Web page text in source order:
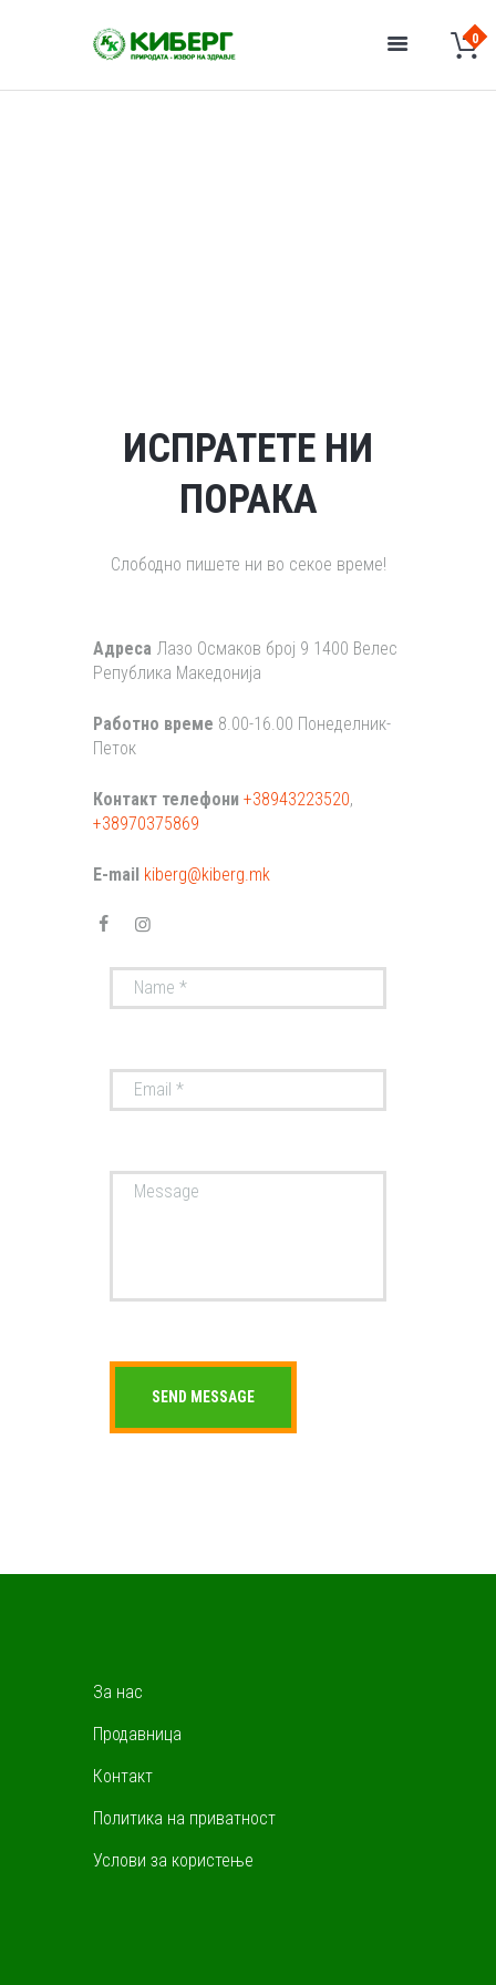
ИСПРАТЕТЕ НИ
ПОРАКА
Слободно пишете ни во секое време!
Адреса Лазо Осмаков број 9 1400 Велес
Република Македонија
Работно време 8.00-16.00 Понеделник-
Петок
Контакт телефони +38943223520,
+38970375869
E-mail kiberg@kiberg.mk
За нас
Продавница
Контакт
Политика на приватност
Услови за користење